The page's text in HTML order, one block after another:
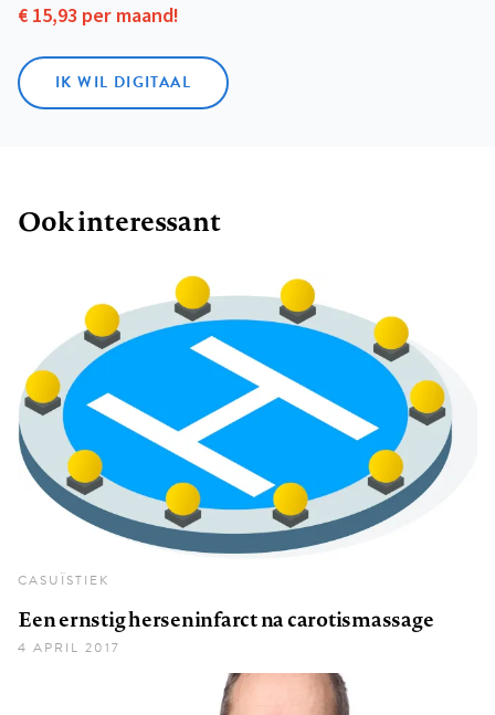
€ 15,93 per maand!
IK WIL DIGITAAL
Ook interessant
CASUÏSTIEK
Een ernstig herseninfarct na carotismassage
4 APRIL 2017